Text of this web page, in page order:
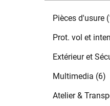
Pièces d'usure
Prot. vol et
Extérieur et
Multimedia (6)
Atelier &